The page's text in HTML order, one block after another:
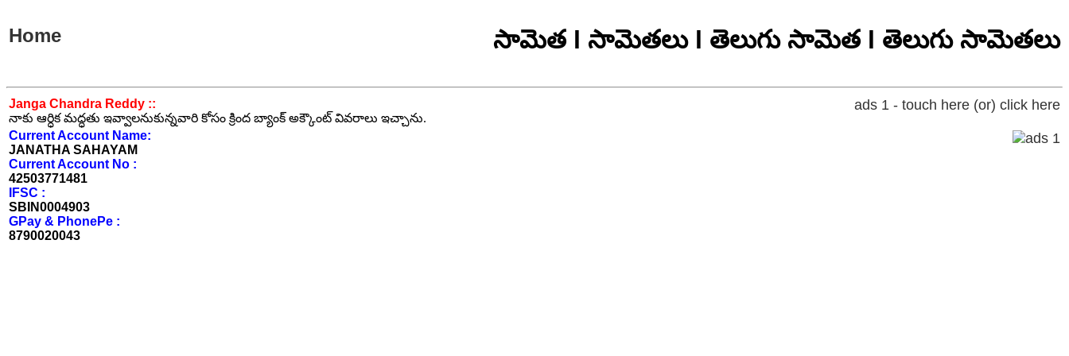
Home సామెత l సామెతలు l తెలుగు సామెత l తెలుగు సామెతలు
Janga Chandra Reddy ::
నాకు ఆర్ధిక మద్ధతు ఇవ్వాలనుకున్నవారి కోసం క్రింద బ్యాంక్ అక్కౌంట్ వివరాలు ఇచ్చాను.
Current Account Name:
JANATHA SAHAYAM
Current Account No :
42503771481
IFSC :
SBIN0004903
GPay & PhonePe :
8790020043
ads 1 - touch here (or) click here